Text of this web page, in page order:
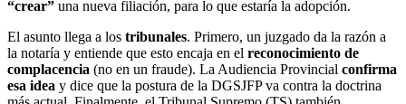
“crear” una nueva filiación, para lo que estaría la adopción.
El asunto llega a los tribunales. Primero, un juzgado da la razón a
la notaría y entiende que esto encaja en el reconocimiento de
complacencia (no en un fraude). La Audiencia Provincial confirma
esa idea y dice que la postura de la DGSJFP va contra la doctrina